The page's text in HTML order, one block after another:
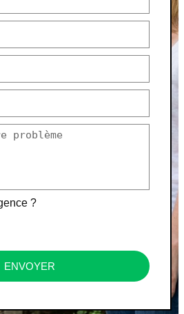
?
ENVOYER